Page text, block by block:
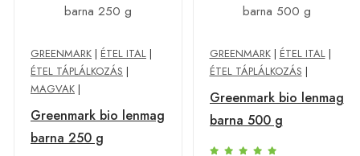
GREENMARK | ÉTEL ITAL |
ÉTEL TÁPLÁLKOZÁS |
MAGVAK |
Greenmark bio lenmag
barna 250 g
GREENMARK| ÉTEL ITAL|
ÉTEL TÁPLÁLKOZÁS |
Greenmark bio lenmag
barna 500 g